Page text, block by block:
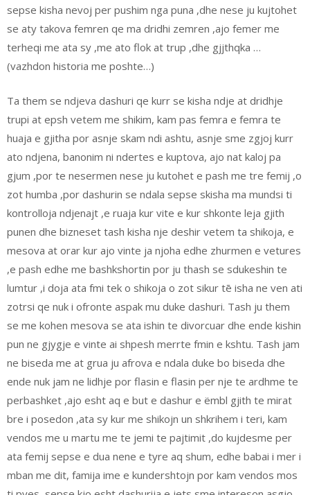
sepse kisha nevoj per pushim nga puna ,dhe nese ju kujtohet
se aty takova femren qe ma dridhi zemren ,ajo femer me
terheqi me ata sy ,me ato flok at trup ,dhe gjjthqka …
(vazhdon historia me poshte…)
Ta them se ndjeva dashuri qe kurr se kisha ndje at dridhje
trupi at epsh vetem me shikim, kam pas femra e femra te
huaja e gjitha por asnje skam ndi ashtu, asnje sme zgjoj kurr
ato ndjena, banonim ni ndertes e kuptova, ajo nat kaloj pa
gjum ,por te nesermen nese ju kutohet e pash me tre femij ,o
zot humba ,por dashurin se ndala sepse skisha ma mundsi ti
kontrolloja ndjenajt ,e ruaja kur vite e kur shkonte leja gjith
punen dhe bizneset tash kisha nje deshir vetem ta shikoja, e
mesova at orar kur ajo vinte ja njoha edhe zhurmen e vetures
,e pash edhe me bashkshortin por ju thash se sdukeshin te
lumtur ,i doja ata fmi tek o shikoja o zot sikur tē isha ne ven ati
zotrsi qe nuk i ofronte aspak mu duke dashuri. Tash ju them
se me kohen mesova se ata ishin te divorcuar dhe ende kishin
pun ne gjygje e vinte ai shpesh merrte fmin e kshtu. Tash jam
ne biseda me at grua ju afrova e ndala duke bo biseda dhe
ende nuk jam ne lidhje por flasin e flasin per nje te ardhme te
perbashket ,ajo esht aq e but e dashur e ëmbl gjith te mirat
bre i posedon ,ata sy kur me shikojn un shkrihem i teri, kam
vendos me u martu me te jemi te pajtimit ,do kujdesme per
ata femij sepse e dua nene e tyre aq shum, edhe babai i mer i
mban me dit, famija ime e kundershtojn por kam vendos mos